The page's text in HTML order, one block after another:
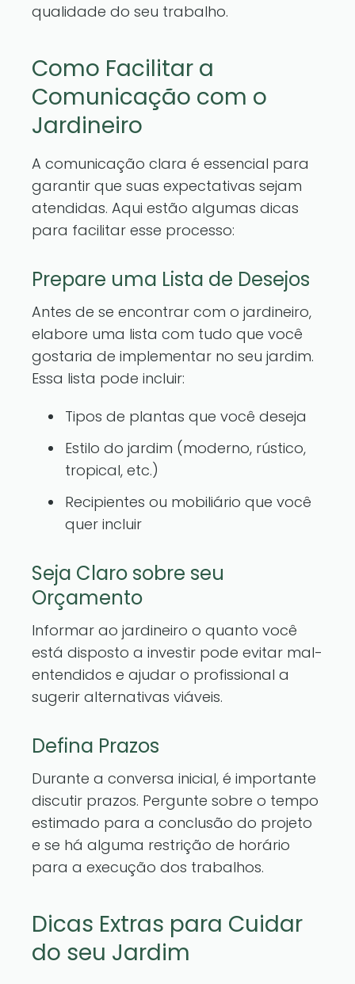
qualidade do seu trabalho.
Como Facilitar a
Comunicação com o
Jardineiro
A comunicação clara é essencial para
garantir que suas expectativas sejam
atendidas. Aqui estão algumas dicas
para facilitar esse processo:
Prepare uma Lista de Desejos
Antes de se encontrar com o jardineiro,
elabore uma lista com tudo que você
gostaria de implementar no seu jardim.
Essa lista pode incluir:
Tipos de plantas que você deseja
Estilo do jardim (moderno, rústico,
tropical, etc.)
Recipientes ou mobiliário que você
quer incluir
Seja Claro sobre seu
Orçamento
Informar ao jardineiro o quanto você
está disposto a investir pode evitar mal-
entendidos e ajudar o profissional a
sugerir alternativas viáveis.
Defina Prazos
Durante a conversa inicial, é importante
discutir prazos. Pergunte sobre o tempo
estimado para a conclusão do projeto
e se há alguma restrição de horário
para a execução dos trabalhos.
Dicas Extras para Cuidar
do seu Jardim